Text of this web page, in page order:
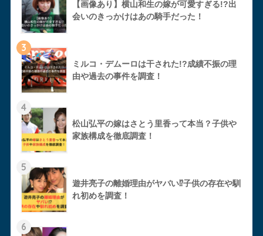
【画像あり】横山和生の嫁が可愛すぎる!?出
会いのきっかけはあの騎手だった！
3
ミルコ・デムーロは干された!?成績不振の理
由や過去の事件を調査！
4
松山弘平の嫁はさとう里香って本当？子供や
家族構成を徹底調査！
5
遊井亮子の離婚理由がヤバい⁉︎子供の存在や馴
れ初めを調査！
6